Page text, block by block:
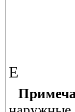
Е